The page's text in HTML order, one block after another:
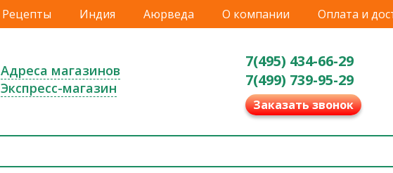
Рецепты Индия Аюрведа О компании Оплата и
Адреса магазинов
Экспресс-магазин
7(495) 434-66-29
7(499) 739-95-29
Заказать звонок